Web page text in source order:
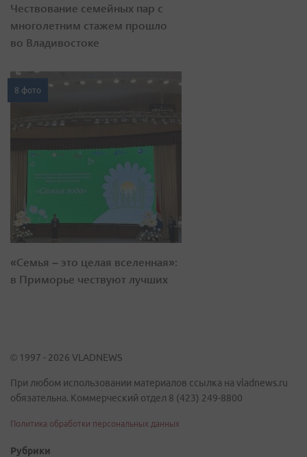
Чествование семейных пар с
многолетним стажем прошло
во Владивостоке
8 фото
«Семья – это целая вселенная»:
в Приморье чествуют лучших
© 1997 - 2026 VLADNEWS
При любом использовании материалов ссылка на vladnews.ru
обязательна. Коммерческий отдел 8 (423) 249-8800
Политика обработки персональных данных
Рубрики